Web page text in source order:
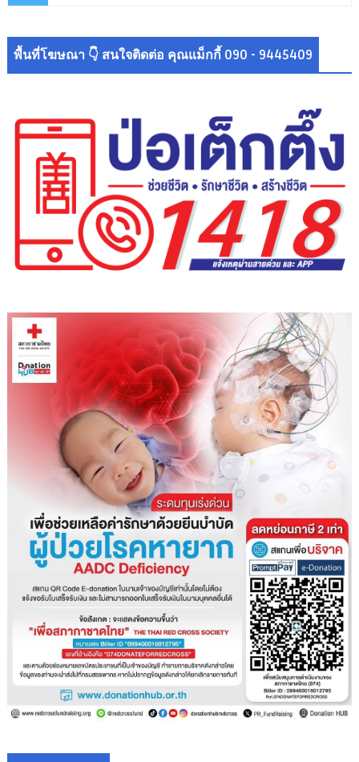
พื้นที่โฆษณา 👇 สนใจติดต่อ คุณแม็กกี้ 090 - 9445409